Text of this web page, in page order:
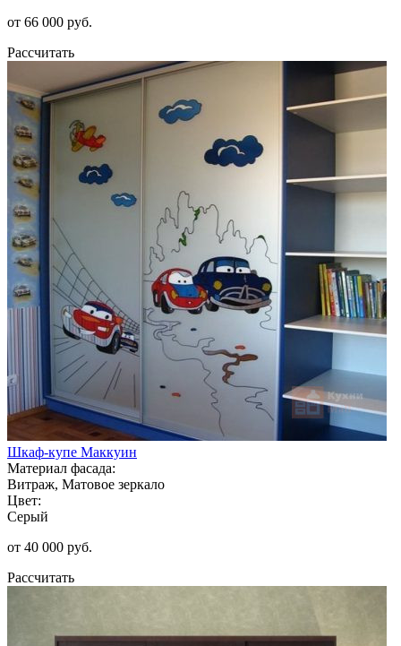
от 66 000 руб.
Рассчитать
Шкаф-купе Маккуин
Материал фасада:
Витраж, Матовое зеркало
Цвет:
Серый
от 40 000 руб.
Рассчитать